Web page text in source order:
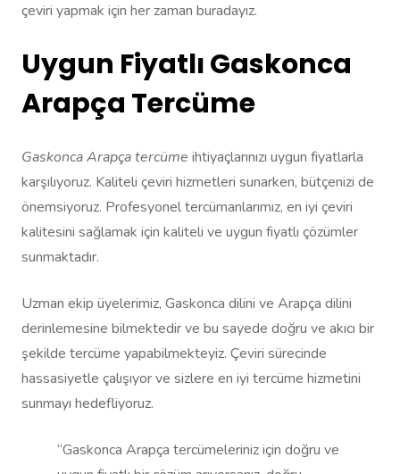
çeviri yapmak için her zaman buradayız.
Uygun Fiyatlı Gaskonca
Arapça Tercüme
Gaskonca Arapça tercüme ihtiyaçlarınızı uygun fiyatlarla
karşılıyoruz. Kaliteli çeviri hizmetleri sunarken, bütçenizi de
önemsiyoruz. Profesyonel tercümanlarımız, en iyi çeviri
kalitesini sağlamak için kaliteli ve uygun fiyatlı çözümler
sunmaktadır.
Uzman ekip üyelerimiz, Gaskonca dilini ve Arapça dilini
derinlemesine bilmektedir ve bu sayede doğru ve akıcı bir
şekilde tercüme yapabilmekteyiz. Çeviri sürecinde
hassasiyetle çalışıyor ve sizlere en iyi tercüme hizmetini
sunmayı hedefliyoruz.
“Gaskonca Arapça tercümeleriniz için doğru ve